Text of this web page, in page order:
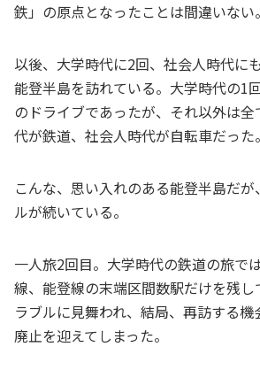
鉄」の原点となったことは間違いない。
以後、大学時代に2回、社会人時代に
能登半島を訪れている。大学時代の1
のドライブであったが、それ以外は
代が鉄道、社会人時代が自転車だった。
こんな、思い入れのある能登半島だ
ルが続いている。
一人旅2回目。大学時代の鉄道の旅で
線、能登線の末端区間数駅だけを残し
ラブルに見舞われ、結局、再訪する
廃止を迎えてしまった。